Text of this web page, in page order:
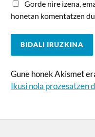
Gorde nire izena,
honetan komentatzen
Gune honek Akismet
Ikusi nola prozesatzen